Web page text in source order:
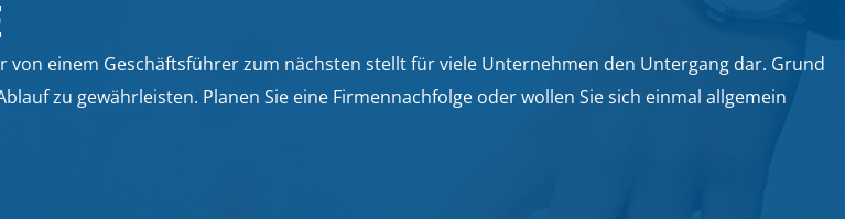
einem Geschäftsführer zum nächsten stellt für viele Unternehmen den Untergang dar. Grund
zu gewährleisten. Planen Sie eine Firmennachfolge oder wollen Sie sich einmal allgemein